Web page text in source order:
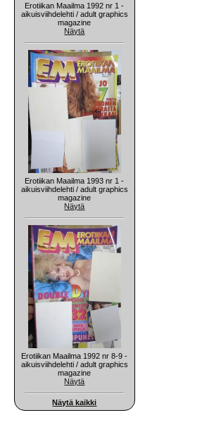
Erotiikan Maailma 1992 nr 1 -
aikuisviihdelehti / adult graphics
magazine
Näytä
Erotiikan Maailma 1993 nr 1 -
aikuisviihdelehti / adult graphics
magazine
Näytä
Erotiikan Maailma 1992 nr 8-9 -
aikuisviihdelehti / adult graphics
magazine
Näytä
Näytä kaikki